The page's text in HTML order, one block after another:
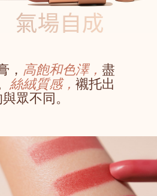
， 高飽和色澤， 盡
絲絨質感， 襯托出
眾不同。